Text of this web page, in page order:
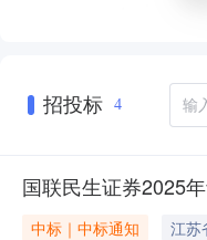
招投标 4
国联民生证券2025
中标｜中标通知 江苏